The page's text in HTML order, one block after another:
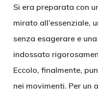
Si era preparata con
mirato all’essenziale,
senza esagerare e
indossato
Eccolo, finalmente,
nei movimenti. Per un